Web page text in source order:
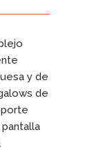
y de
de